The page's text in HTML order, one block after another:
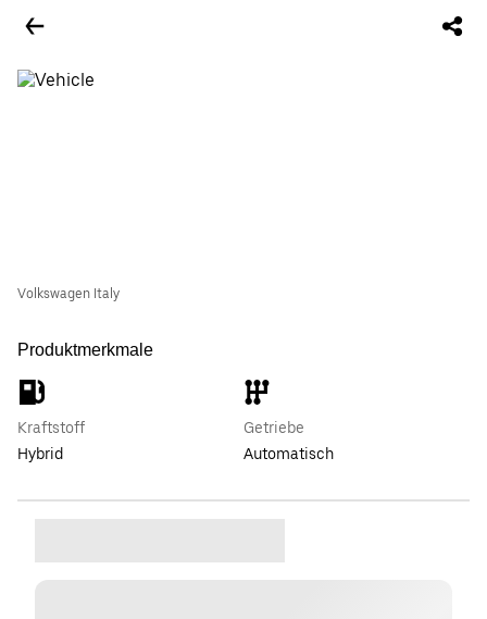
Volkswagen Italy
Produktmerkmale
Kraftstoff
Hybrid
Getriebe
Automatisch